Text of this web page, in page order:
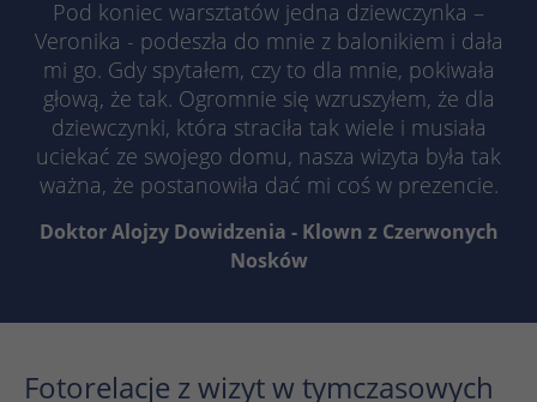
Pod koniec warsztatów jedna dziewczynka –
Veronika - podeszła do mnie z balonikiem i dała
mi go. Gdy spytałem, czy to dla mnie, pokiwała
głową, że tak. Ogromnie się wzruszyłem, że dla
dziewczynki, która straciła tak wiele i musiała
uciekać ze swojego domu, nasza wizyta była tak
ważna, że postanowiła dać mi coś w prezencie.
Doktor Alojzy Dowidzenia - Klown z Czerwonych
Nosków
Fotorelacje z wizyt w tymczasowych